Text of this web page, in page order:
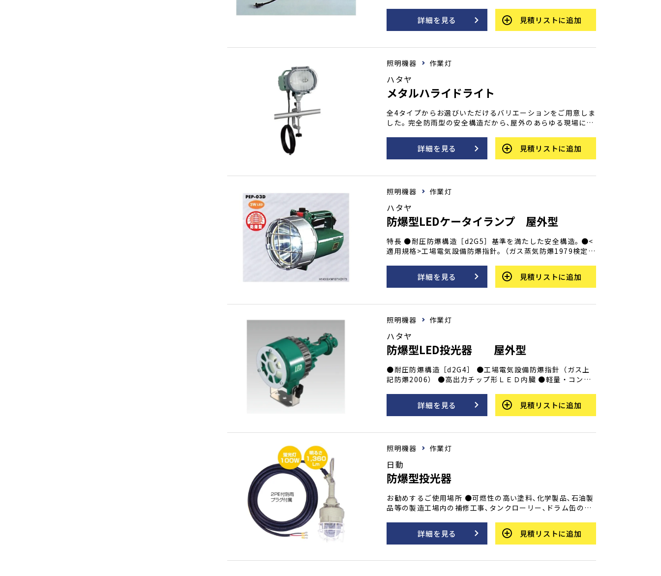
グネットを内装｡(キャップ付) ※吸着面の厚みによって吸着
力が変化します｡ ●吊り下げフック付で横吊りが可能｡(未使
用時はスッキリ収納できます｡) ●防雨型なので屋外仕様がで
0Hz兼用｡
詳細を見る 見積リストに追加
照明機器 作業灯
ハタヤ
メタルハライドライト
全4タイプからお選びいただけるバリエーションをご用意しま
した｡ 完全防雨型の安全構造だから､屋外のあらゆる現場に､
定可能な有効締付100mm。 50/60Hz兼用電子安定器内蔵。
通電ランプと点灯スイッチ付（背面）。 安定器一体型のコン
パクトボディ。 物体認識が容易な白色光の長寿命150Wメタ
詳細を見る 見積リストに追加
照明機器 作業灯
ハタヤ
防爆型LEDケータイランプ 屋外型
特長 ●耐圧防爆構造［d2G5］基準を満たした安全構造｡ ●<
適用規格>工場電気設備防爆指針｡（ガス蒸気防爆1979検定取
輝度3WスーパーLEDランプ｡ ●防爆･防雨効果抜群のマグネ
ット式リードスイッチ採用｡ ＜注意＞ ニッカドやニッケル水
素などの二次電池（繰り返し充電のできるもの）は内部で破
詳細を見る 見積リストに追加
照明機器 作業灯
ハタヤ
防爆型LED投光器 屋外型
●耐圧防爆構造［d2G4］ ●工場電気設備防爆指針（ガス上
記防爆2006） ●高出力チップ形ＬＥＤ内臓 ●軽量・コンパ
詳細を見る 見積リストに追加
照明機器 作業灯
日動
防爆型投光器
お勧めするご使用場所 ●可燃性の高い塗料､化学製品､石油製
品等の製造工場内の補修工事､タンクローリー､ドラム缶の引
が放出される恐れがある場所｡ ●自動車工場などの塗装ブー
詳細を見る 見積リストに追加